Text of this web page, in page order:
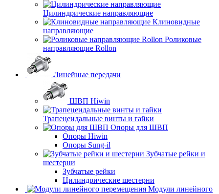
Цилиндрические направляющие
Клиновидные
направляющие
Роликовые
направляющие Rollon
Линейные передачи
ШВП Hiwin
Трапецеидальные винты и гайки
Опоры для ШВП
Опоры Hiwin
Опоры Sung-il
Зубчатые рейки и
шестерни
Зубчатые рейки
Цилиндрические шестерни
Модули линейного